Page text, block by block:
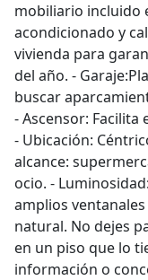
mobiliario incluido
acondicionado y
vivienda para
del año. -
buscar
- Ascensor: Facilita
- Ubicación:
alcance:
ocio. -
amplios
natural. No dejes
en un piso que lo
información o